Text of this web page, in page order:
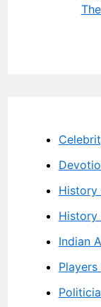
History
History
Indian
Players